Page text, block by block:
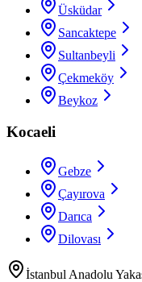
Üsküdar
Sancaktepe
Sultanbeyli
Çekmeköy
Beykoz
Kocaeli
Gebze
Çayırova
Darıca
Dilovası
İstanbul Anadolu